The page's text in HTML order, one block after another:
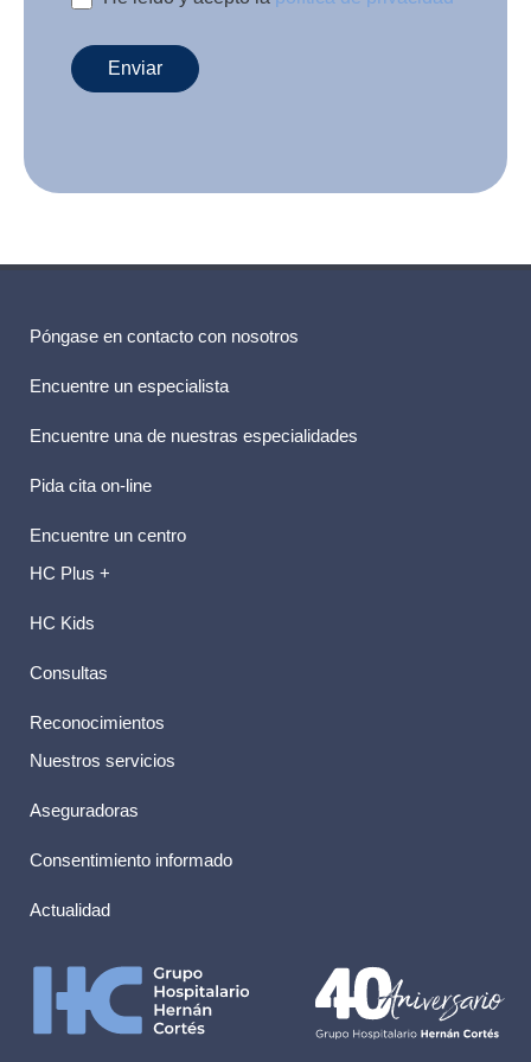
Enviar
Póngase en contacto con nosotros
Encuentre un especialista
Encuentre una de nuestras especialidades
Pida cita on-line
Encuentre un centro
HC Plus +
HC Kids
Consultas
Reconocimientos
Nuestros servicios
Aseguradoras
Consentimiento informado
Actualidad